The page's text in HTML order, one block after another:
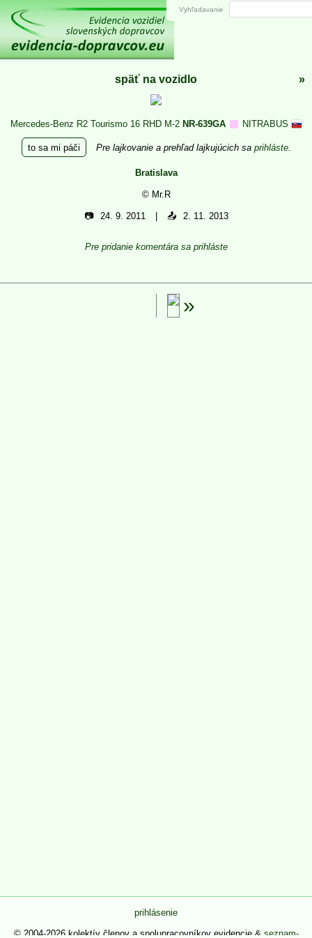
späť na vozidlo »
Mercedes-Benz R2 Tourismo 16 RHD M-2 NR-639GA NITRABUS
to sa mi páči Pre lajkovanie a prehľad lajkujúcich sa prihláste.
Bratislava
© Mr.R
📷 24. 9. 2011 📤 2. 11. 2013
Pre pridanie komentára sa prihláste
Vyhľadavanie
prihlásenie
© 2004-2026 kolektív členov a spolupracovníkov evidencie & seznam-